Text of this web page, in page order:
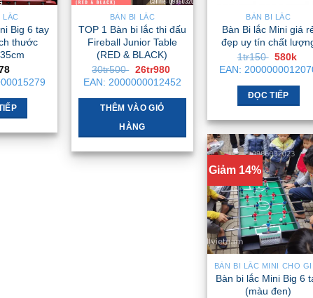
có
thể
được
chọn
trên
trang
sản
LẮC
Big 6 tay
thước
BÀN BI LẮC
TOP 1 Bàn bi lắc thi đấu
Fireball Junior Table
(RED & BLACK)
30tr500 Giá
gốc
là:
30tr500 .
26tr980
hiện
tại
là:
EAN: 2000000012452
THÊM VÀO GIỎ
HÀNG
BÀN BI LẮC
Bàn Bi lắc Mini giá
đẹp uy tín chất
1tr150 Giá
gốc
là:
1tr150 .
580k
tại
là:
EAN:
ĐỌC TIẾP
Giảm 14%
Bàn bi lắc Mini Big 6
(màu đen)